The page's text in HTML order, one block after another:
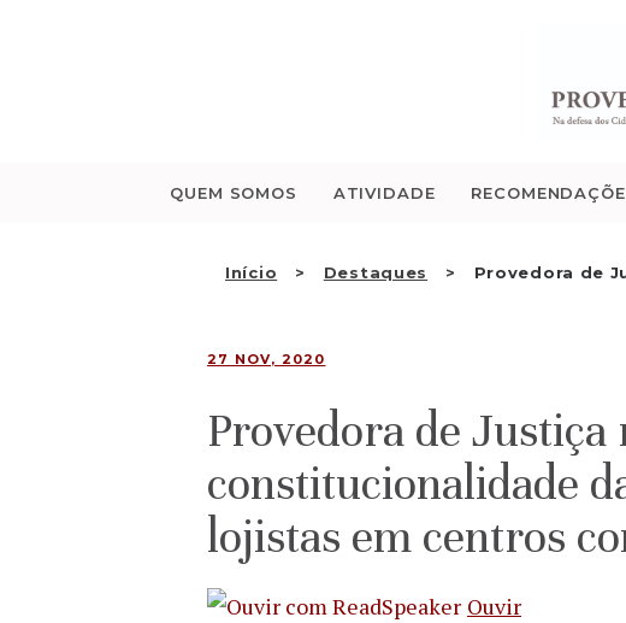
QUEM SOMOS ATIVIDADE
Início Destaques Provedora de
PT
27 NOV, 2020
Provedora de
constitucionalidade
lojistas em centros
Ouvir